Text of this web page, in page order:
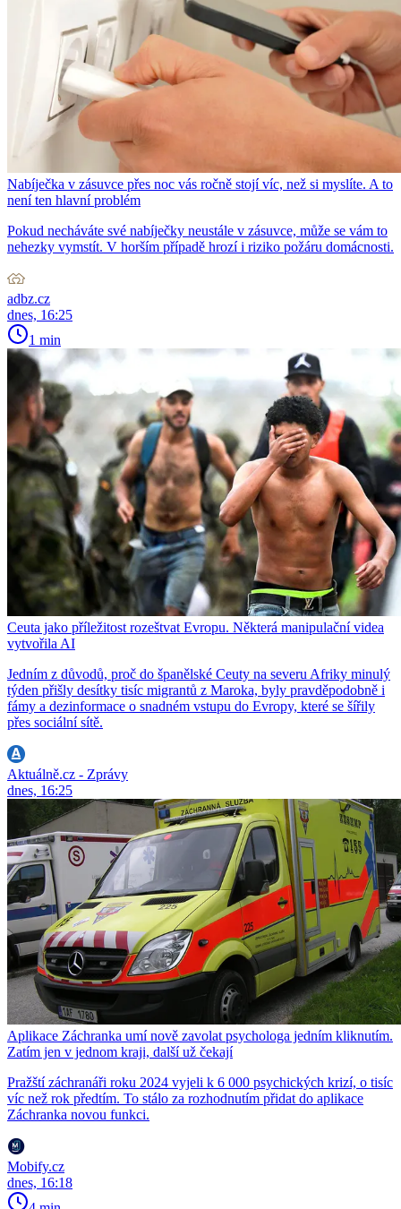
Nabíječka v zásuvce přes noc vás ročně stojí víc, než si myslíte. A to
není ten hlavní problém
Pokud necháváte své nabíječky neustále v zásuvce, může se vám to
nehezky vymstít. V horším případě hrozí i riziko požáru domácnosti.
adbz.cz
dnes, 16:25
1 min
Ceuta jako příležitost rozeštvat Evropu. Některá manipulační videa
vytvořila AI
Jedním z důvodů, proč do španělské Ceuty na severu Afriky minulý
týden přišly desítky tisíc migrantů z Maroka, byly pravděpodobně i
fámy a dezinformace o snadném vstupu do Evropy, které se šířily
přes sociální sítě.
Aktuálně.cz - Zprávy
dnes, 16:25
Aplikace Záchranka umí nově zavolat psychologa jedním kliknutím.
Zatím jen v jednom kraji, další už čekají
Pražští záchranáři roku 2024 vyjeli k 6 000 psychických krizí, o tisíc
víc než rok předtím. To stálo za rozhodnutím přidat do aplikace
Záchranka novou funkci.
Mobify.cz
dnes, 16:18